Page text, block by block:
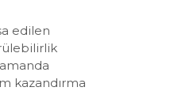
edilen
kazandırma